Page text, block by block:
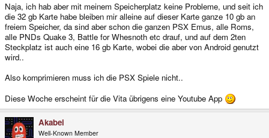
Naja, ich hab aber mit meinem Speicherplatz keine Probleme, und seit ich
die 32 gb Karte habe bleiben mir alleine auf dieser Karte ganze 10 gb an
freiem Speicher, da sind aber schon die ganzen PSX Emus, alle Roms,
alle PNDs Quake 3, Battle for Whesnoth etc drauf, und auf dem 2ten
Steckplatz ist auch eine 16 gb Karte, wobei die aber von Android genutzt
wird..
Also komprimieren muss ich die PSX Spiele nicht..
Diese Woche erscheint für die Vita übrigens eine Youtube App
Akabei
Well-Known Member